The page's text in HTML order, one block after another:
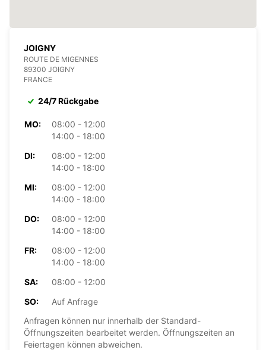
JOIGNY
ROUTE DE MIGENNES
89300 JOIGNY
FRANCE
24/7 Rückgabe
MO:
08:00 - 12:00
14:00 - 18:00
DI:
08:00 - 12:00
14:00 - 18:00
MI:
08:00 - 12:00
14:00 - 18:00
DO:
08:00 - 12:00
14:00 - 18:00
FR:
08:00 - 12:00
14:00 - 18:00
SA:
08:00 - 12:00
SO:
Auf Anfrage
Anfragen können nur innerhalb der Standard-
Öffnungszeiten bearbeitet werden. Öffnungszeiten an
Feiertagen können abweichen.